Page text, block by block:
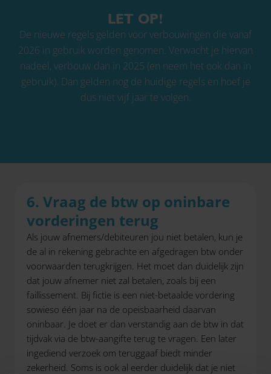
LET OP!
De nieuwe regels gelden voor verbouwingen die vanaf
2026 in gebruik worden genomen. Verwacht je hiervan
nadeel, verbouw dan in 2025 (en neem het ook dan in
gebruik). Dan gelden nog de huidige regels en hoef je
dus niet vijf jaar te volgen.
6. Vraag de btw op oninbare
vorderingen terug
Als jouw afnemers/debiteuren jou niet betalen, kun je
de al in rekening gebrachte en afgedragen btw onder
voorwaarden terugkrijgen. Het moet dan duidelijk zijn
dat jouw afnemer niet zal betalen, zoals bij een
faillissement. Bij fictie is een niet-betaalde vordering
sowieso één jaar na de opeisbaarheid daarvan
oninbaar. Je doet er dan verstandig aan de btw in dat
tijdvak via de btw-aangifte terug te vragen. Een later
ingediend verzoek om teruggaaf biedt minder
zekerheid. Soms is ook al eerder duidelijk dat je niet